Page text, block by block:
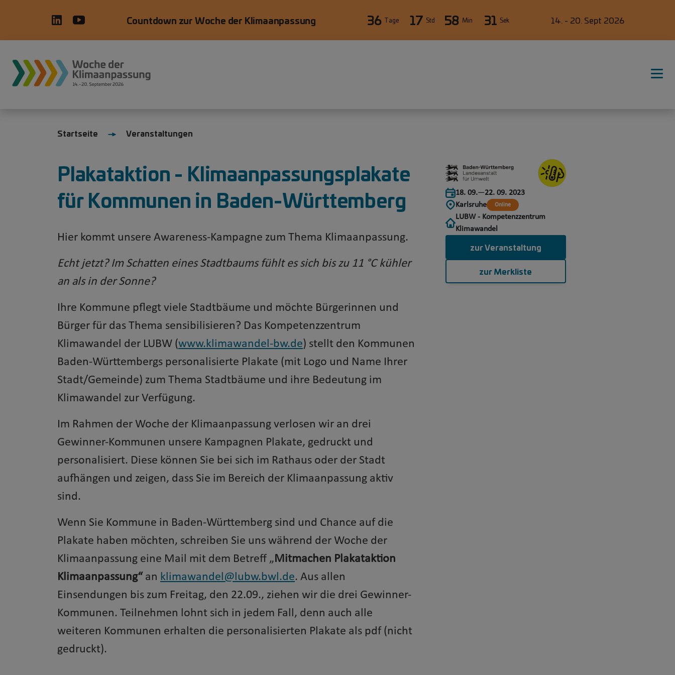
Countdown zur Woche der Klimaanpassung 36 Tage 17 Std 58 Min 31 Sek 14. - 20. Sept 2026
Startseite Veranstaltungen
Plakataktion - Klimaanpassungsplakate
für Kommunen in Baden-Württemberg
Hier kommt unsere Awareness-Kampagne zum Thema Klimaanpassung.
Echt jetzt? Im Schatten eines Stadtbaums fühlt es sich bis zu 11 °C kühler
an als in der Sonne?
Ihre Kommune pflegt viele Stadtbäume und möchte Bürgerinnen und
Bürger für das Thema sensibilisieren? Das Kompetenzzentrum
Klimawandel der LUBW (www.klimawandel-bw.de) stellt den Kommunen
Baden-Württembergs personalisierte Plakate (mit Logo und Name Ihrer
Stadt/Gemeinde) zum Thema Stadtbäume und ihre Bedeutung im
Klimawandel zur Verfügung.
Im Rahmen der Woche der Klimaanpassung verlosen wir an drei
Gewinner-Kommunen unsere Kampagnen Plakate, gedruckt und
personalisiert. Diese können Sie bei sich im Rathaus oder der Stadt
aufhängen und zeigen, dass Sie im Bereich der Klimaanpassung aktiv
sind.
Wenn Sie Kommune in Baden-Württemberg sind und Chance auf die
Plakate haben möchten, schreiben Sie uns während der Woche der
Klimaanpassung eine Mail mit dem Betreff „Mitmachen Plakataktion
Klimaanpassung“ an klimawandel@lubw.bwl.de. Aus allen
Einsendungen bis zum Freitag, den 22.09., ziehen wir die drei Gewinner-
Kommunen. Teilnehmen lohnt sich in jedem Fall, denn auch alle
weiteren Kommunen erhalten die personalisierten Plakate als pdf (nicht
gedruckt).
18. 09.—22. 09. 2023
Karlsruhe
Online
LUBW - Kompetenzzentrum
Klimawandel
zur Veranstaltung
zur Merkliste